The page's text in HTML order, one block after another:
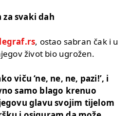
za svaki dah
, ostao sabran čak i u
život bio ugrožen.
viču ‘ne, ne, ne, pazi!’, i
samo blago krenuo
glavu svojim tijelom